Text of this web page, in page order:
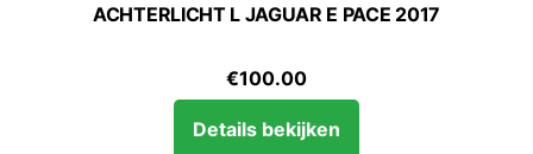
ACHTERLICHT L JAGUAR E PACE 2017
€100.00
Details bekijken